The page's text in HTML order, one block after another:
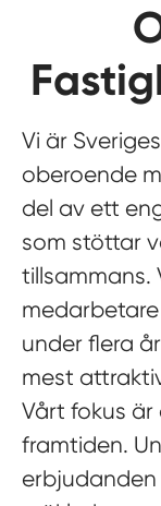
Vi är
oberoende
del av ett
som stöttar
tillsammans.
under flera
mest
Vårt fokus
framtiden.